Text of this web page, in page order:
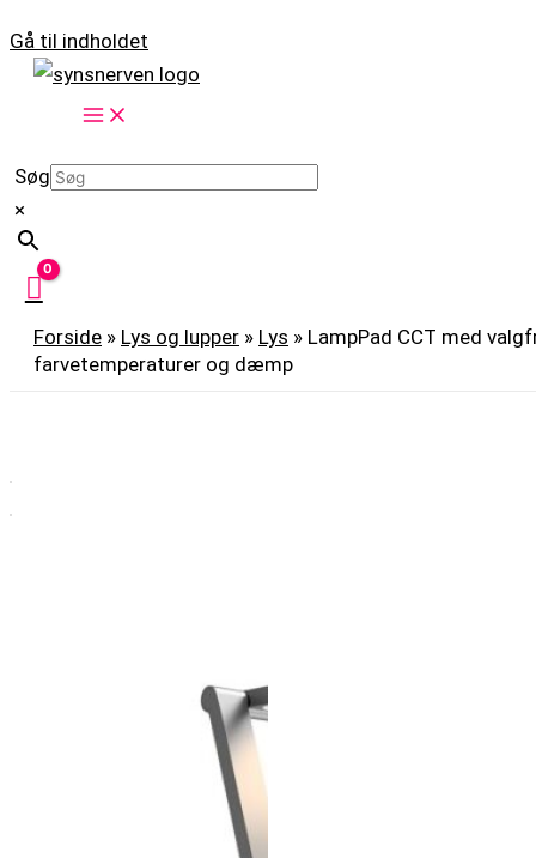
Gå til indholdet
Søg
×
Forside » Lys og lupper » Lys » LampPad CCT med
farvetemperaturer og dæmp